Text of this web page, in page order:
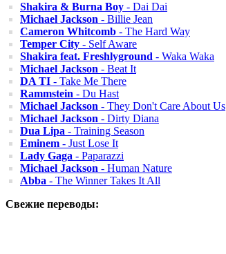
Shakira & Burna Boy - Dai Dai
Michael Jackson - Billie Jean
Cameron Whitcomb - The Hard Way
Temper City - Self Aware
Shakira feat. Freshlyground - Waka Waka
Michael Jackson - Beat It
DA TI - Take Me There
Rammstein - Du Hast
Michael Jackson - They Don't Care About Us
Michael Jackson - Dirty Diana
Dua Lipa - Training Season
Eminem - Just Lose It
Lady Gaga - Paparazzi
Michael Jackson - Human Nature
Abba - The Winner Takes It All
Свежие переводы: